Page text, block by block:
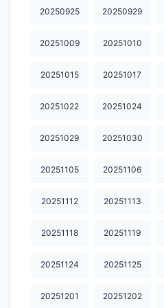
20260609 20260610
20260616 20260617
20260623 20260624
20260803 20260804
20250925 20250929
20251009 20251010
20251015 20251017
20251022 20251024
20251029 20251030
20251105 20251106
20251112 20251113
20251118 20251119
20251124 20251125
20251201 20251202